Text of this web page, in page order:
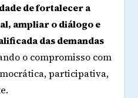
de fortalecer a
ampliar o diálogo e
das demandas
o compromisso com
participativa,